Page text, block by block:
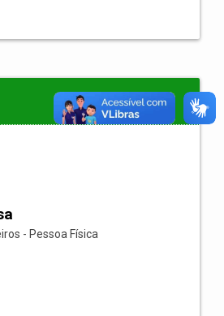
- Pessoa Física